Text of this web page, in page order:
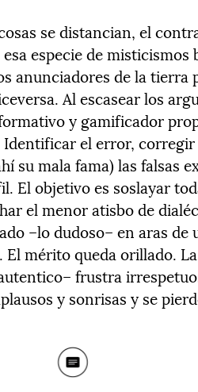
se distancian, el
especie de misticismos
anunciadores de la tierra
Al escasear los
y gamificador
el error,
su mala fama) las falsas
El objetivo es soslayar
el menor atisbo de
–lo dudoso– en aras de
mérito queda orillado.
frustra
y sonrisas y se